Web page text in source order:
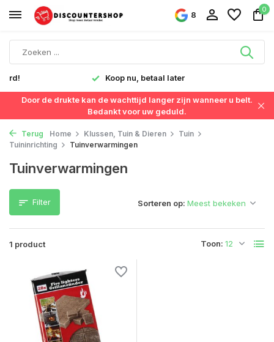
8
0
Koop nu, betaal later
Door de drukte kan de wachttijd langer zijn wanneer u belt.
Bedankt voor uw geduld.
Terug Home Klussen, Tuin & Dieren
Tuin
Tuininrichting
Tuinverwarmingen
Tuinverwarmingen
Filter
1 product Toon:
Sorteren op: